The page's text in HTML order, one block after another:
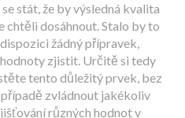
stát, že by výsledná kvalita
chtěli dosáhnout. Stalo by to
žádný přípravek,
zjistit. Určitě si tedy
tento důležitý prvek, bez
zvládnout jakékoliv
různých hodnot v